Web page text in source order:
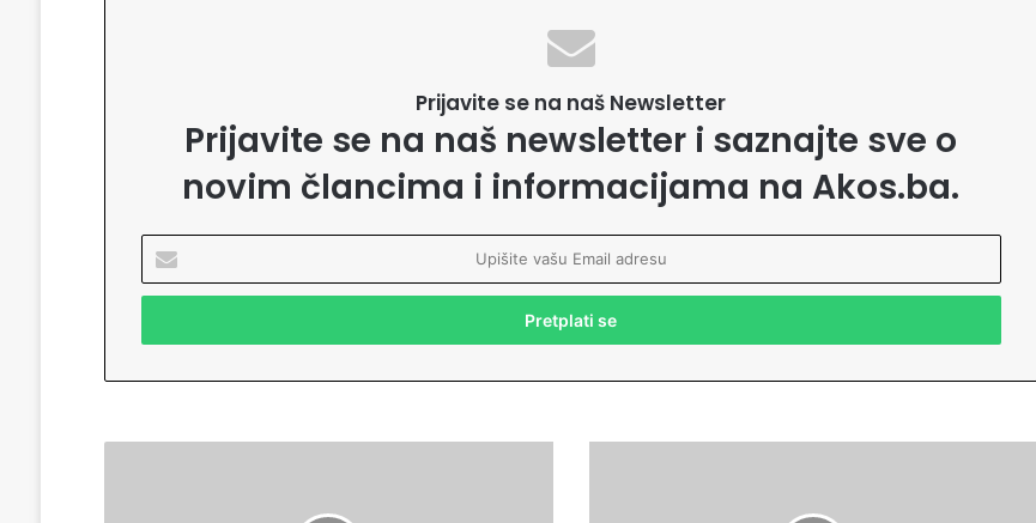
Prijavite se na naš Newsletter
Prijavite se na naš newsletter i saznajte sve o
novim člancima i informacijama na Akos.ba.
i
i
a